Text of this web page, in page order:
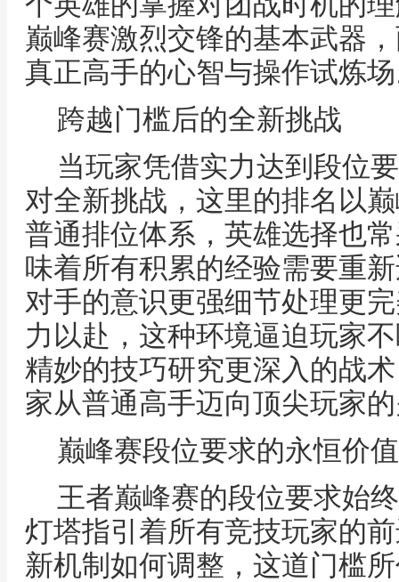
巅峰赛激烈交锋的基本武器
真正高手的心智与操作试炼
跨越门槛后的全新挑战
当玩家凭借实力达到段位
对全新挑战，这里的排名以
普通排位体系，英雄选择也
味着所有积累的经验需要重
对手的意识更强细节处理更
力以赴，这种环境逼迫玩家
精妙的技巧研究更深入的战
家从普通高手迈向顶尖玩家
巅峰赛段位要求的永恒价值
王者巅峰赛的段位要求始
灯塔指引着所有竞技玩家的
新机制如何调整，这道门槛